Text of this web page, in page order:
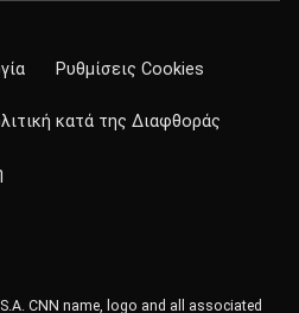
Ρυθμίσεις Cookies
κατά της Διαφθοράς
CNN name, logo and all associated